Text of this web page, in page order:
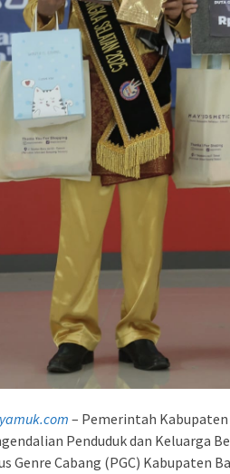
– Pemerintah
Penduduk dan Keluarga
Genre Cabang (PGC) Kabupaten